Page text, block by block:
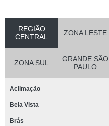
REGIÃO
CENTRAL
ZONA LESTE
ZONA SUL
GRANDE SÃO
PAULO
Aclimação
Bela Vista
Brás